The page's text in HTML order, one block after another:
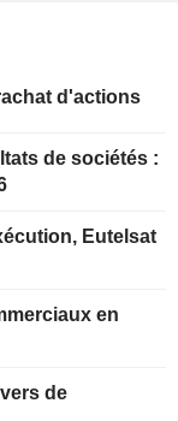
d'actions
de sociétés :
Eutelsat
en
de